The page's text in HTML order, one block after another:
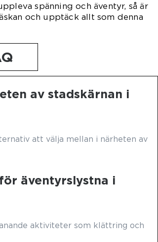
spänning och äventyr, så är
och upptäck allt som denna
av stadskärnan i
att välja mellan i närheten av
äventyrslystna i
aktiviteter som klättring och